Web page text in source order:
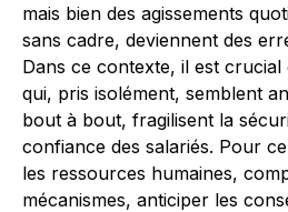
mais bien des agissements
sans cadre, deviennent des
Dans ce contexte, il est crucial
qui, pris isolément, semblent
bout à bout, fragilisent la
confiance des salariés. Pour
les ressources humaines,
mécanismes, anticiper les